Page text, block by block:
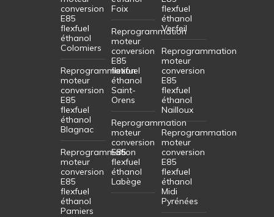
conversion
E85
flexfuel
éthanol
Colomiers
Reprogrammation
moteur
conversion
E85
flexfuel
éthanol
Blagnac
Reprogrammation
moteur
conversion
E85
flexfuel
éthanol
Pamiers
Foix
Reprogrammation
moteur
conversion
E85
flexfuel
éthanol
Saint-
Orens
Reprogrammation
moteur
conversion
E85
flexfuel
éthanol
Labège
flexfuel
éthanol
Verfeil
Reprogrammation
moteur
conversion
E85
flexfuel
éthanol
Nailloux
Reprogrammation
moteur
conversion
E85
flexfuel
éthanol
Midi
Pyrénées